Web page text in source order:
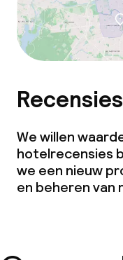
Recensies
We willen
hotelrecensies
we een nieuw
en beheren van